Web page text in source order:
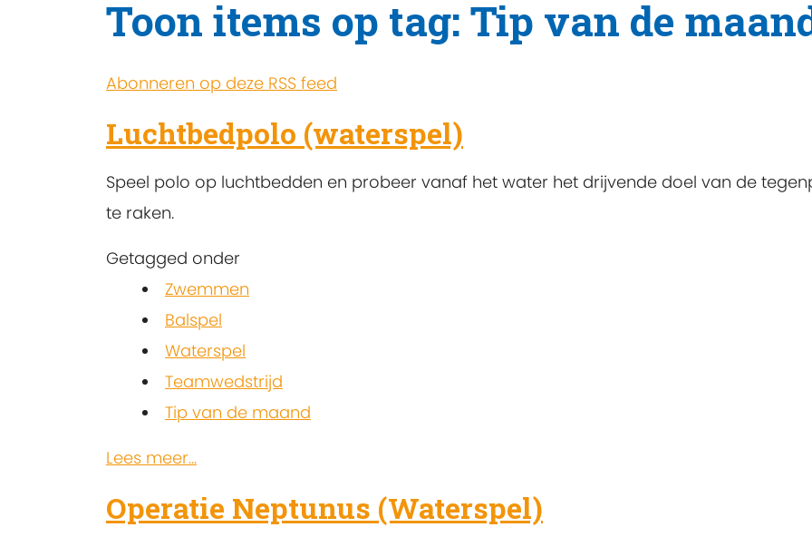
Toon items op tag: Tip van de
Abonneren op deze RSS feed
Luchtbedpolo (waterspel)
Speel polo op luchtbedden en probeer vanaf het water het drijvende doel van de
te raken.
Getagged onder
Zwemmen
Balspel
Waterspel
Teamwedstrijd
Tip van de maand
Lees meer...
Operatie Neptunus (Waterspel)